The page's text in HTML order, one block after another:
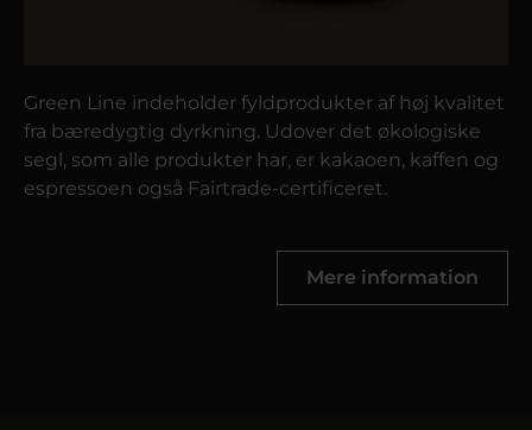
Green Line indeholder fyldprodukter af høj kvalitet
fra bæredygtig dyrkning. Udover det økologiske
segl, som alle produkter har, er kakaoen, kaffen og
espressoen også Fairtrade-certificeret.
Mere information